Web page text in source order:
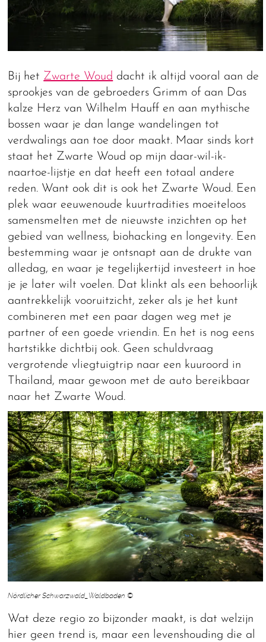
Bij het Zwarte Woud dacht ik altijd vooral aan de
sprookjes van de gebroeders Grimm of aan Das
kalze Herz van Wilhelm Hauff en aan mythische
bossen waar je dan lange wandelingen tot
verdwalings aan toe door maakt. Maar sinds kort
staat het Zwarte Woud op mijn daar-wil-ik-
naartoe-lijstje en dat heeft een totaal andere
reden. Want ook dit is ook het Zwarte Woud. Een
plek waar eeuwenoude kuurtradities moeiteloos
samensmelten met de nieuwste inzichten op het
gebied van wellness, biohacking en longevity. Een
bestemming waar je ontsnapt aan de drukte van
alledag, en waar je tegelijkertijd investeert in hoe
je je later wilt voelen. Dat klinkt als een behoorlijk
aantrekkelijk vooruitzicht, zeker als je het kunt
combineren met een paar dagen weg met je
partner of een goede vriendin. En het is nog eens
hartstikke dichtbij ook. Geen schuldvraag
vergrotende vliegtuigtrip naar een kuuroord in
Thailand, maar gewoon met de auto bereikbaar
naar het Zwarte Woud.
Nördlicher Schwarzwald_Waldbaden ©
Wat deze regio zo bijzonder maakt, is dat welzijn
hier geen trend is, maar een levenshouding die al